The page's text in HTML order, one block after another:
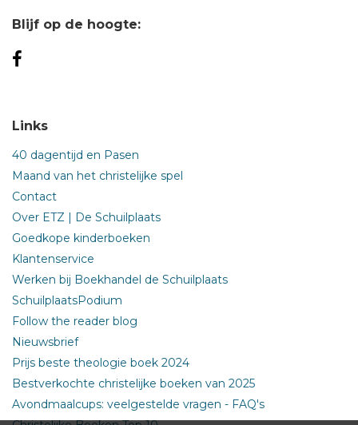
Blijf op de hoogte:
Links
40 dagentijd en Pasen
Maand van het christelijke spel
Contact
Over ETZ | De Schuilplaats
Goedkope kinderboeken
Klantenservice
Werken bij Boekhandel de Schuilplaats
SchuilplaatsPodium
Follow the reader blog
Nieuwsbrief
Prijs beste theologie boek 2024
Bestverkochte christelijke boeken van 2025
Avondmaalcups: veelgestelde vragen - FAQ's